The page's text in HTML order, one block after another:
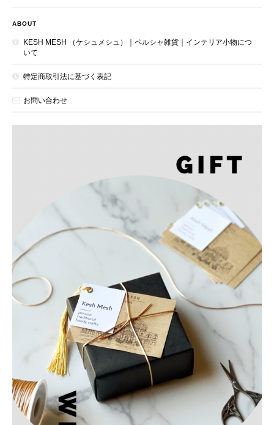
ABOUT
KESH MESH （ケシュメシュ）｜ペルシャ雑貨｜インテリア小物につ
いて
特定商取引法に基づく表記
お問い合わせ